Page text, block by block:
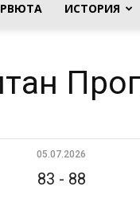
ИСТОРИЯ
05.07.2026
83 - 88